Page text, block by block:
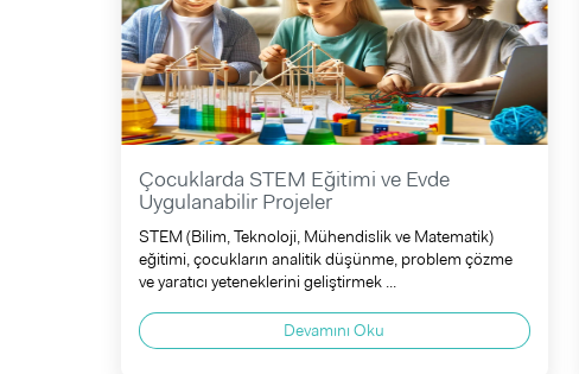
Çocuklarda STEM Eğitimi ve Evde
Uygulanabilir Projeler
STEM (Bilim, Teknoloji, Mühendislik ve Matematik)
eğitimi, çocukların analitik düşünme, problem çözme
ve yaratıcı yeteneklerini geliştirmek ...
Devamını Oku